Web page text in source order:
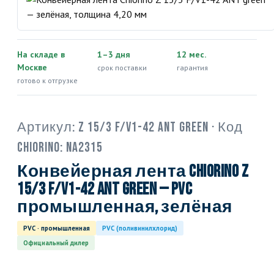
На складе в
Москве
готово к отгрузке
1–3 дня
срок поставки
12 мес.
гарантия
Артикул: Z 15/3 F/V1-42 ANT green · Код
Chiorino: NA2315
Конвейерная лента Chiorino Z
15/3 F/V1-42 ANT green — PVC
промышленная, зелёная
PVC · промышленная
PVC (поливинилхлорид)
Официальный дилер